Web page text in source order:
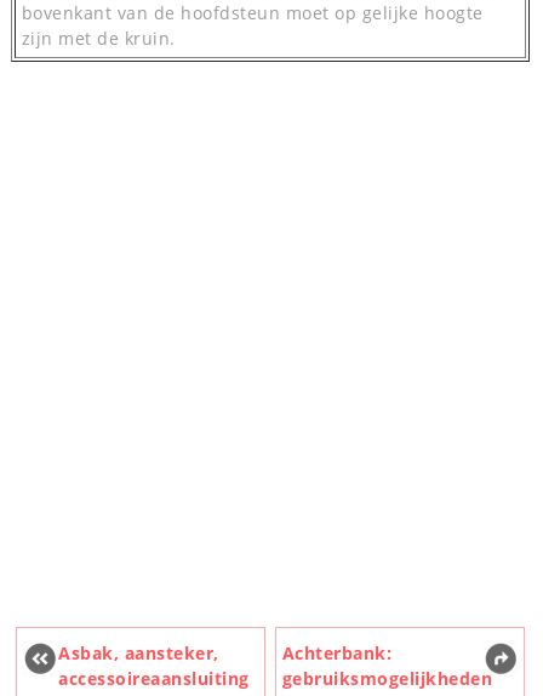
bovenkant van de hoofdsteun moet op gelijke hoogte
zijn met de kruin.
Asbak, aansteker,
accessoireaansluiting
Achterbank:
gebruiksmogelijkheden